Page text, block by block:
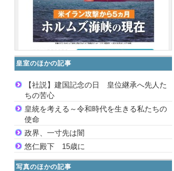
皇室のほかの記事
【社説】建国記念の日 皇位継承へ先人た
ちの苦心
皇統を考える～令和時代を生きる私たちの
使命
政界、一寸先は闇
悠仁殿下 15歳に
写真のほかの記事